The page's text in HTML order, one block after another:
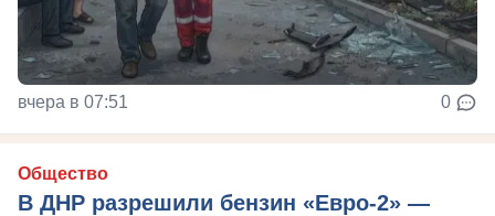
вчера в 07:51 0
Общество
В ДНР разрешили бензин «Евро-2» —